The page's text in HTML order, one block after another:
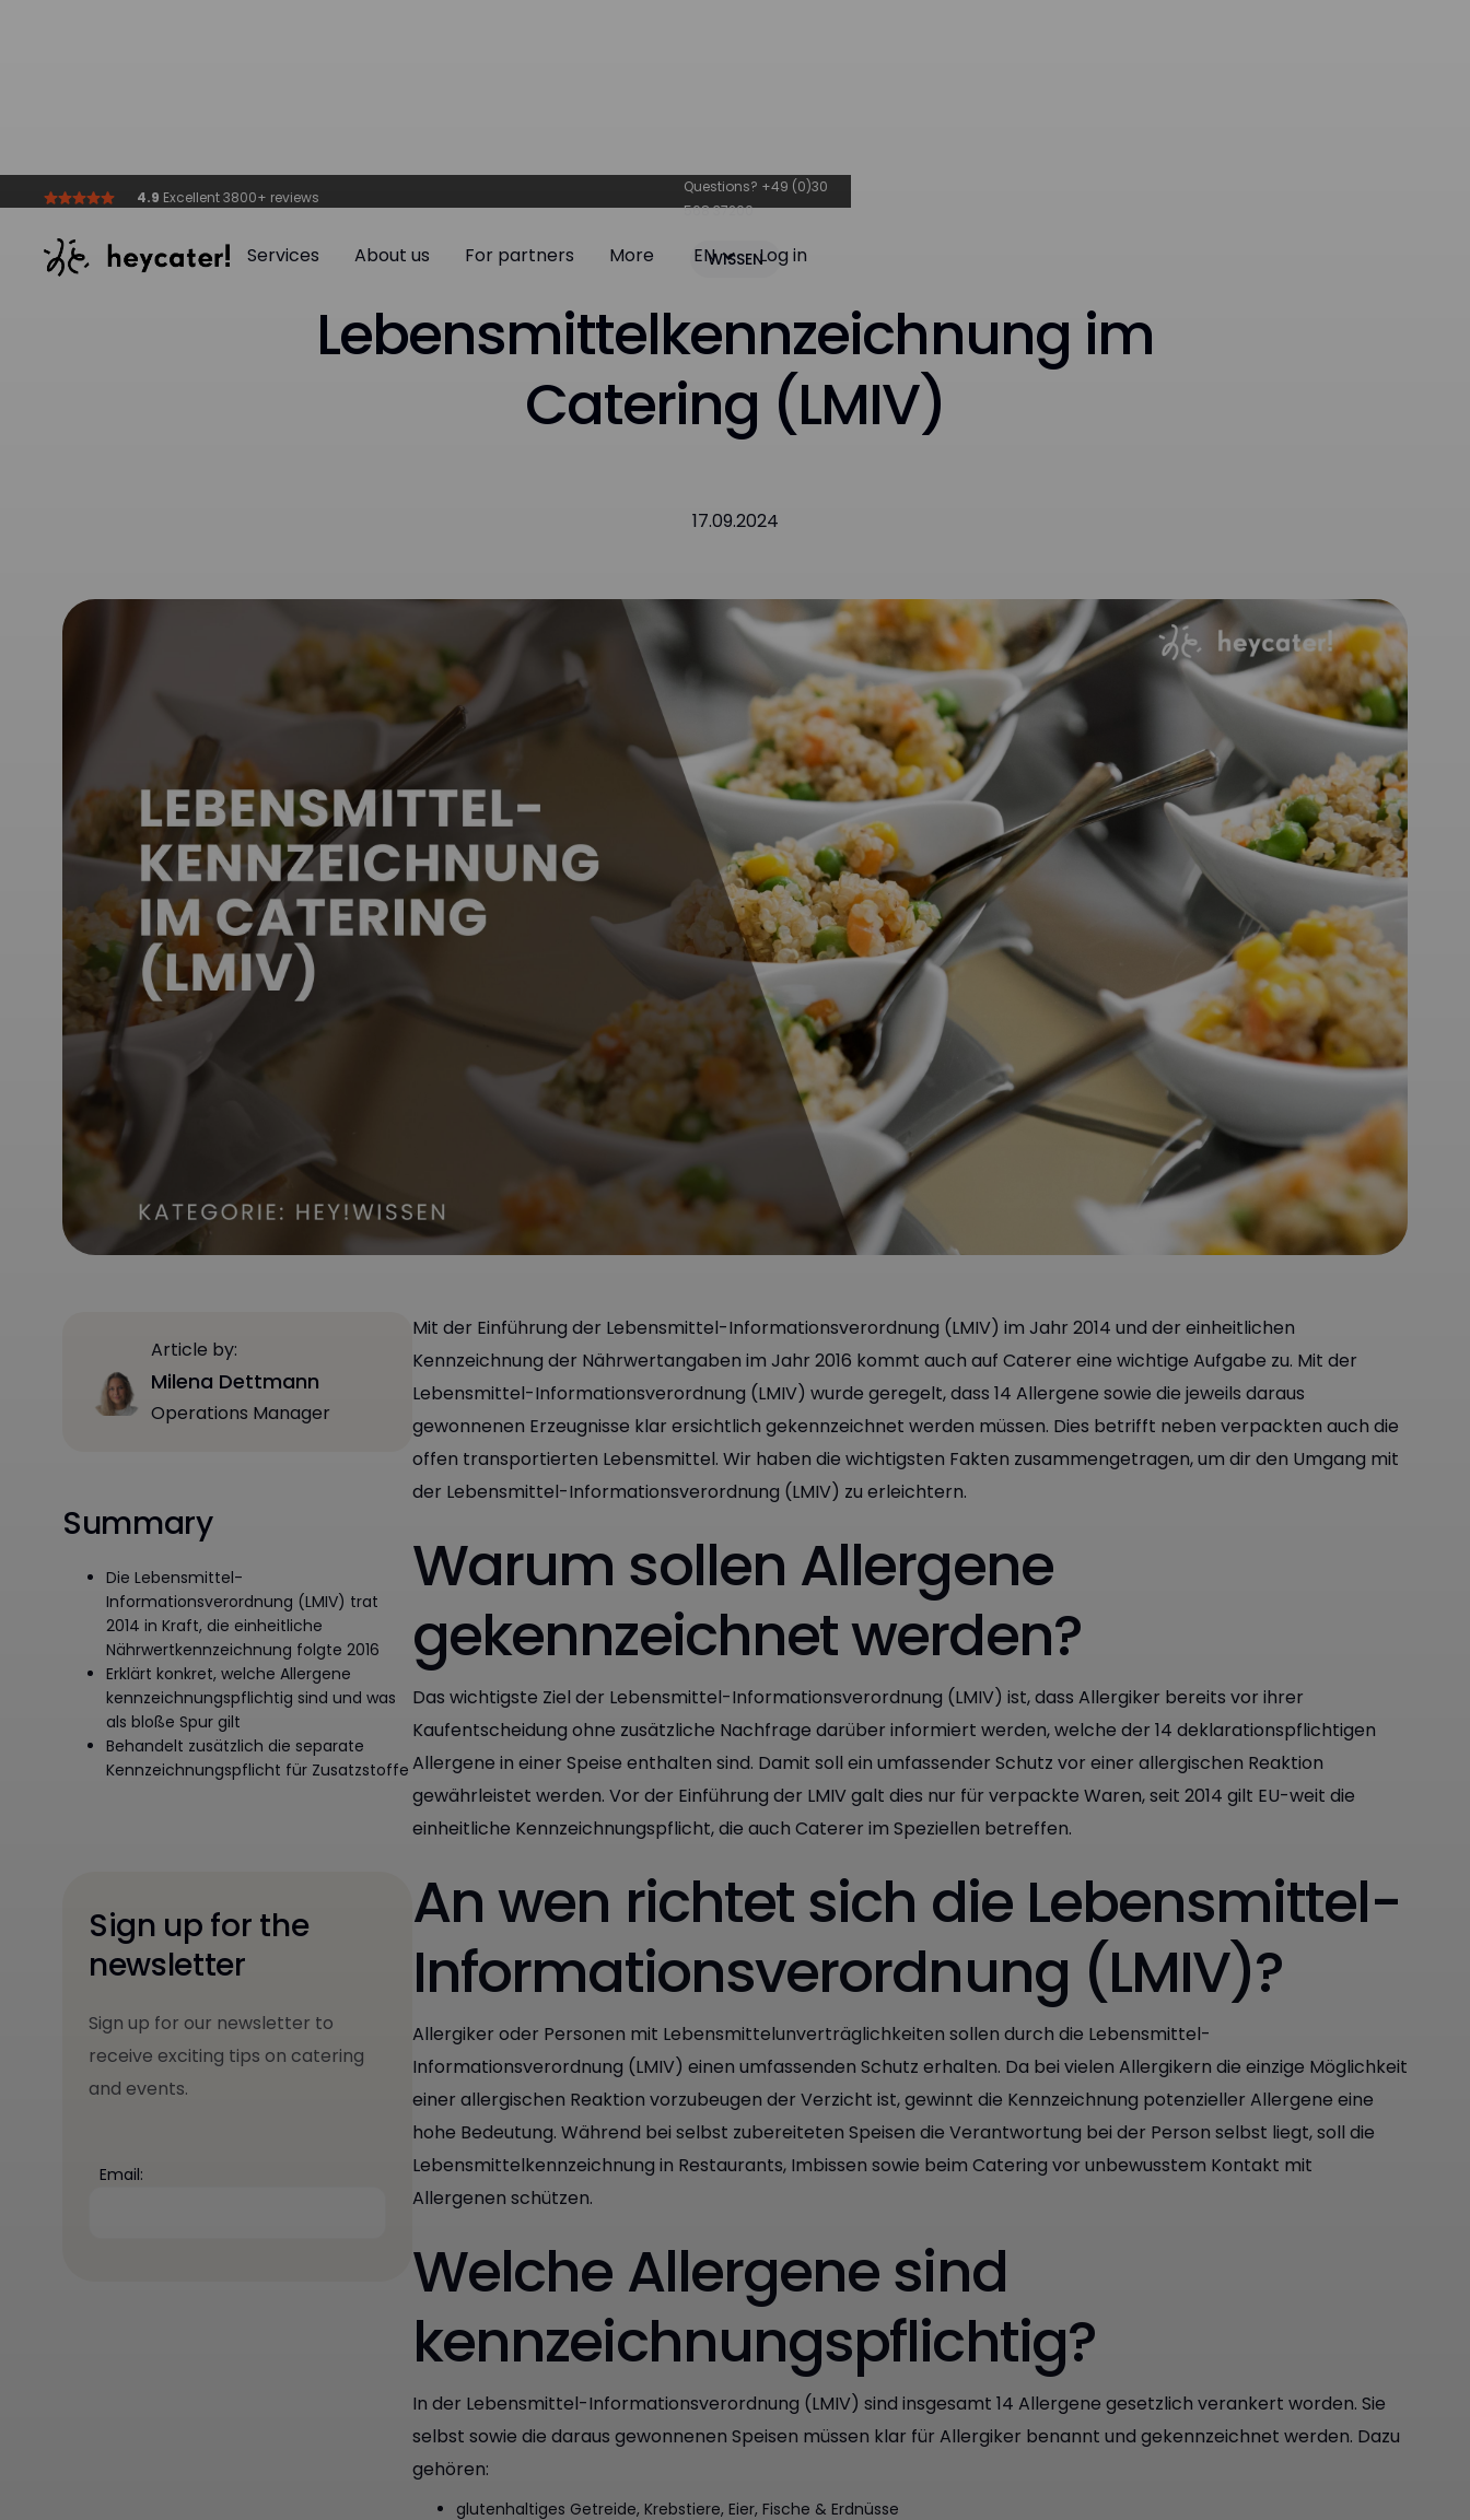
4.9 Excellent 3800+ reviews
Questions? +49 (0)30
568 37200
Services
About us
For partners
More
EN
Log in
WISSEN
Lebensmittelkennzeichnung im
Catering (LMIV)
17.09.2024
Article by:
Milena Dettmann
Operations Manager
Summary
Die Lebensmittel-
Informationsverordnung (LMIV) trat
2014 in Kraft, die einheitliche
Nährwertkennzeichnung folgte 2016
Erklärt konkret, welche Allergene
kennzeichnungspflichtig sind und was
als bloße Spur gilt
Behandelt zusätzlich die separate
Kennzeichnungspflicht für Zusatzstoffe
Sign up for the
newsletter
Sign up for our newsletter to
receive exciting tips on catering
and events.
Email:
Mit der Einführung der Lebensmittel-Informationsverordnung (LMIV) im Jahr 2014 und der einheitlichen
Kennzeichnung der Nährwertangaben im Jahr 2016 kommt auch auf Caterer eine wichtige Aufgabe zu. Mit der
Lebensmittel-Informationsverordnung (LMIV) wurde geregelt, dass 14 Allergene sowie die jeweils daraus
gewonnenen Erzeugnisse klar ersichtlich gekennzeichnet werden müssen. Dies betrifft neben verpackten auch die
offen transportierten Lebensmittel. Wir haben die wichtigsten Fakten zusammengetragen, um dir den Umgang mit
der Lebensmittel-Informationsverordnung (LMIV) zu erleichtern.
Warum sollen Allergene
gekennzeichnet werden?
Das wichtigste Ziel der Lebensmittel-Informationsverordnung (LMIV) ist, dass Allergiker bereits vor ihrer
Kaufentscheidung ohne zusätzliche Nachfrage darüber informiert werden, welche der 14 deklarationspflichtigen
Allergene in einer Speise enthalten sind. Damit soll ein umfassender Schutz vor einer allergischen Reaktion
gewährleistet werden. Vor der Einführung der LMIV galt dies nur für verpackte Waren, seit 2014 gilt EU-weit die
einheitliche Kennzeichnungspflicht, die auch Caterer im Speziellen betreffen.
An wen richtet sich die Lebensmittel-
Informationsverordnung (LMIV)?
Allergiker oder Personen mit Lebensmittelunverträglichkeiten sollen durch die Lebensmittel-
Informationsverordnung (LMIV) einen umfassenden Schutz erhalten. Da bei vielen Allergikern die einzige Möglichkeit
einer allergischen Reaktion vorzubeugen der Verzicht ist, gewinnt die Kennzeichnung potenzieller Allergene eine
hohe Bedeutung. Während bei selbst zubereiteten Speisen die Verantwortung bei der Person selbst liegt, soll die
Lebensmittelkennzeichnung in Restaurants, Imbissen sowie beim Catering vor unbewusstem Kontakt mit
Allergenen schützen.
Welche Allergene sind
kennzeichnungspflichtig?
In der Lebensmittel-Informationsverordnung (LMIV) sind insgesamt 14 Allergene gesetzlich verankert worden. Sie
selbst sowie die daraus gewonnenen Speisen müssen klar für Allergiker benannt und gekennzeichnet werden. Dazu
gehören:
glutenhaltiges Getreide, Krebstiere, Eier, Fische & Erdnüsse